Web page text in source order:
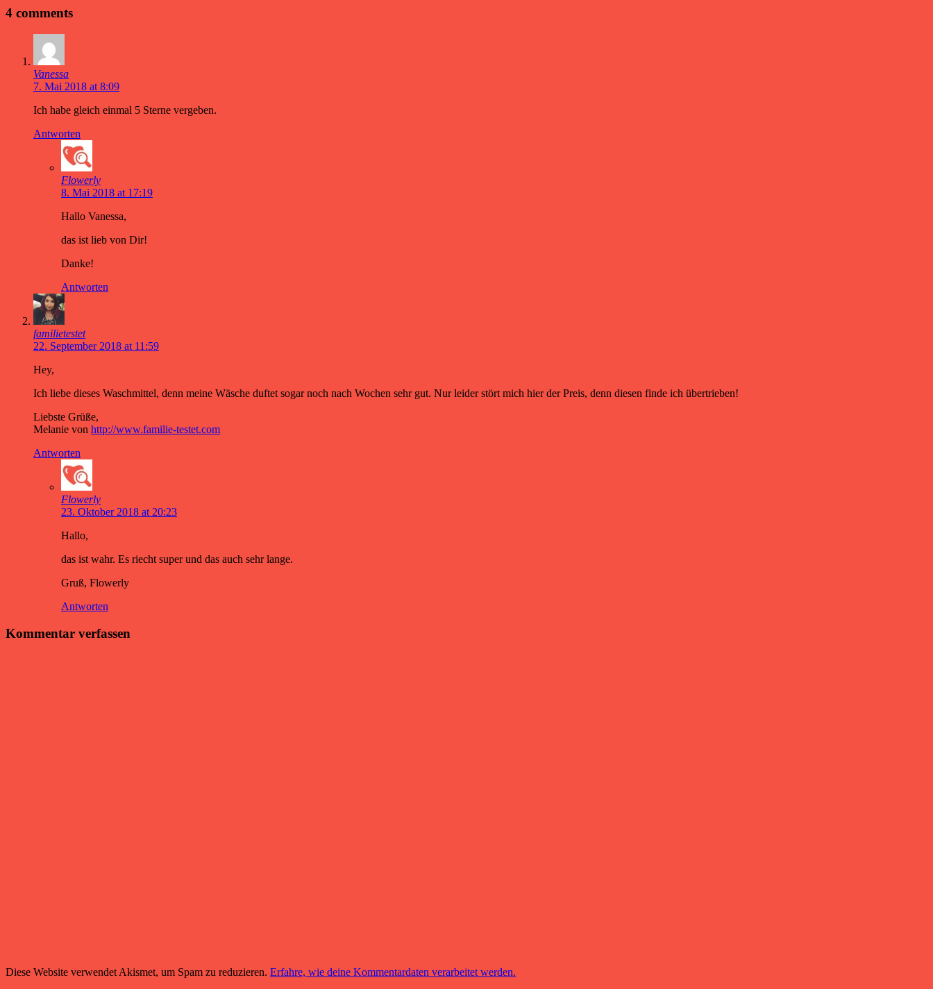
4 comments
Vanessa
7. Mai 2018 at 8:09
Ich habe gleich einmal 5 Sterne vergeben.
Antworten
Flowerly
8. Mai 2018 at 17:19
Hallo Vanessa,
das ist lieb von Dir!
Danke!
Antworten
familietestet
22. September 2018 at 11:59
Hey,
Ich liebe dieses Waschmittel, denn meine Wäsche duftet sogar noch nach Wochen sehr gut. Nur leider stört mich hier der Preis, denn diesen finde ich übertrieben!
Liebste Grüße,
Melanie von http://www.familie-testet.com
Antworten
Flowerly
23. Oktober 2018 at 20:23
Hallo,
das ist wahr. Es riecht super und das auch sehr lange.
Gruß, Flowerly
Antworten
Kommentar verfassen
Diese Website verwendet Akismet, um Spam zu reduzieren. Erfahre, wie deine Kommentardaten verarbeitet werden.